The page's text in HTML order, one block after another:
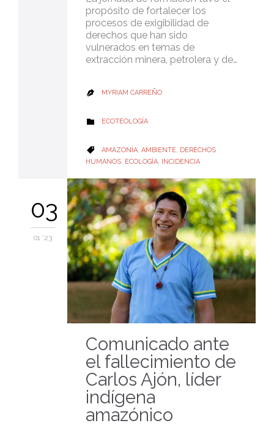
propósito de fortalecer los
procesos de exigibilidad de
derechos que han sido
vulnerados en temas de
extracción minera, petrolera y de…
 MYRIAM CARREÑO
 CATEGORY
ECOTEOLOGÍA
 CATEGORY
AMAZONÍA, AMBIENTE, DERECHOS
HUMANOS, ECOLOGÍA, INCIDENCIA
03
01 '23
Comunicado ante
el fallecimiento de
Carlos Ajón, líder
indígena
amazónico